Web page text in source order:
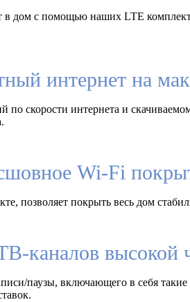
дом с помощью наших LTE
интернет на
скорости интернета и
Wi-Fi
позволяет покрыть весь дом
каналов высокой
паузы, включающего в себя